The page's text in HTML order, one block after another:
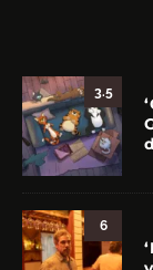
3.5
6